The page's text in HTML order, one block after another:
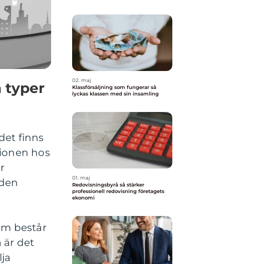
typer
finns
hos
består
är det
02. maj
Klassförsäljning som fungerar så
lyckas klassen med sin insamling
01. maj
Redovisningsbyrå så stärker
professionell redovisning företagets
ekonomi